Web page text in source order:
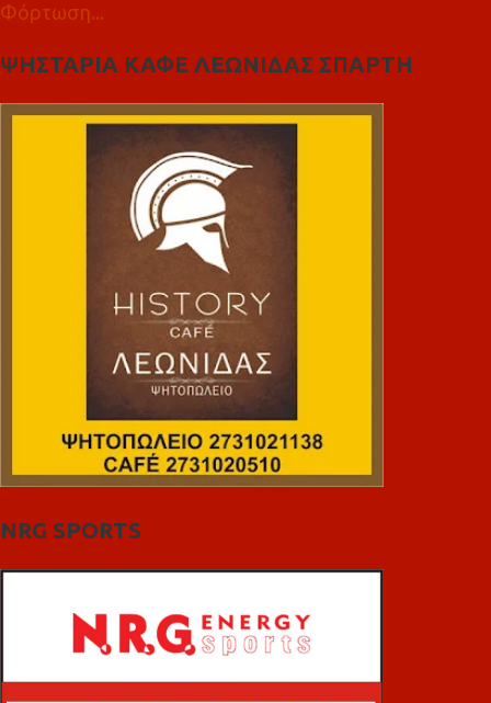
Φόρτωση...
ΨΗΣΤΑΡΙΑ ΚΑΦΕ ΛΕΩΝΙΔΑΣ ΣΠΑΡΤΗ
NRG SPORTS